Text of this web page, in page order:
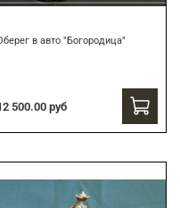
в авто "Богородица"
500.00 руб